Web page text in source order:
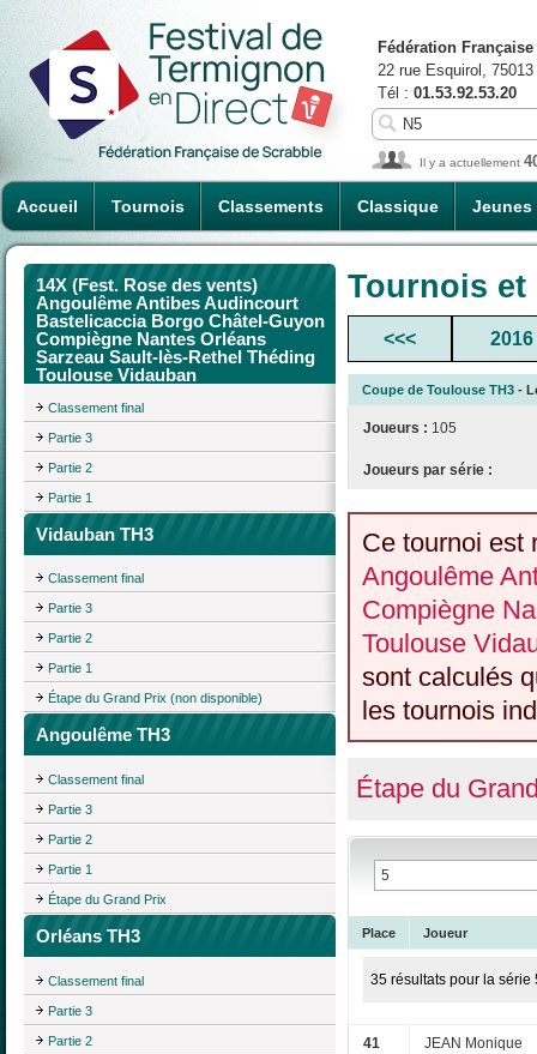
Accueil Tournois Classements Classique Jeunes
Fédération
22 rue Esquirol,
Tél : 01.53.92.53.20
Il y a actuellement
14X (Fest. Rose des vents)
Angoulême Antibes Audincourt
Bastelicaccia Borgo Châtel-Guyon
Compiègne Nantes Orléans
Sarzeau Sault-lès-Rethel Théding
Toulouse Vidauban
Classement final
Partie 3
Partie 2
Partie 1
Vidauban TH3
Classement final
Partie 3
Partie 2
Partie 1
Étape du Grand Prix (non disponible)
Angoulême TH3
Classement final
Partie 3
Partie 2
Partie 1
Étape du Grand Prix
Orléans TH3
Classement final
Partie 3
Partie 2
Tournois
<<< 2016
Coupe de Toulouse TH3 -
Joueurs : 105
Joueurs par série :
Ce tournoi est
Angoulême
Compiègne
Toulouse
sont calculés
les tournois
Étape du
Place Joueur
35 résultats pour la série
41 JEAN Monique